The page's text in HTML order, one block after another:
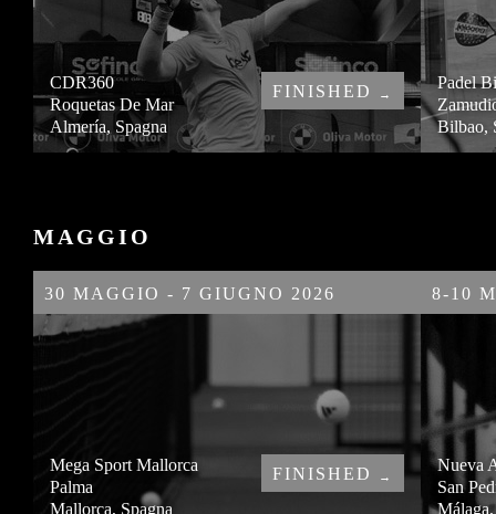
CDR360
Roquetas De Mar
Almería, Spagna
FINISHED →
Padel
Bilbao,
MAGGIO
30 MAGGIO - 7 GIUGNO 2026
Mega Sport Mallorca
Palma
Mallorca, Spagna
FINISHED →
8-10
Nueva
San